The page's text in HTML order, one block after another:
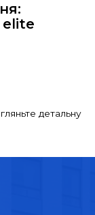
elite
детальну